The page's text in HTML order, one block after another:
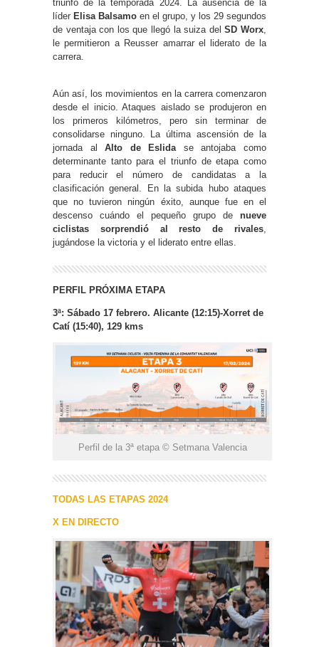
triunfo de la temporada 2024. La ausencia de la
líder Elisa Balsamo en el grupo, y los 29 segundos
de ventaja con los que llegó la suiza delSD Worx,
le permitieron a Reusser amarrar el liderato de la
carrera.
Aún así, los movimientos en la carrera comenzaron
desde el inicio. Ataques aislado se produjeron en
los primeros kilómetros, pero sin terminar de
consolidarse ninguno. La última ascensión de la
jornada alAlto de Eslidase antojaba como
determinante tanto para el triunfo de etapa como
para reducir el número de candidatas a la
clasificación general. En la subida hubo ataques
que no tuvieron ningún éxito, aunque fue en el
descenso cuándo el pequeño grupo de nueve
ciclistas sorprendió al resto de rivales,
jugándose la victoria y el liderato entre ellas.
PERFIL PRÓXIMA ETAPA
3ª: Sábado 17 febrero. Alicante (12:15)-Xorret de
Catí (15:40), 129 kms
Perfil de la 3ª etapa © Setmana Valencia
TODAS LAS ETAPAS 2024
X EN DIRECTO